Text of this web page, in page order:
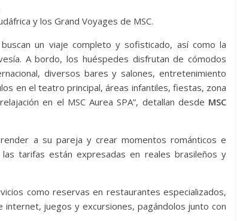
y los Grand Voyages de MSC.
un viaje completo y sofisticado, así como la
A bordo, los huéspedes disfrutan de cómodos
diversos bares y salones, entretenimiento
en el teatro principal, áreas infantiles, fiestas, zona
en el MSC Aurea SPA”, detallan desde MSC
a su pareja y crear momentos románticos e
tarifas están expresadas en reales brasileños y
como reservas en restaurantes especializados,
juegos y excursiones, pagándolos junto con